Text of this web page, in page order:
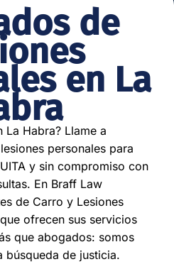
de
en La
La Habra? Llame a
personales para
y sin compromiso con
En Braff Law
de Carro y Lesiones
ofrecen sus servicios
que abogados: somos
búsqueda de justicia.